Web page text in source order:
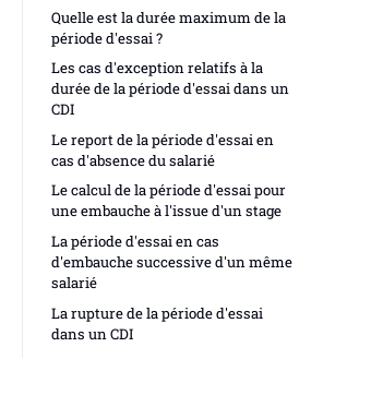
Quelle est la durée maximum de la
période d'essai ?
Les cas d'exception relatifs à la
durée de la période d'essai dans un
CDI
Le report de la période d'essai en
cas d'absence du salarié
Le calcul de la période d'essai pour
une embauche à l'issue d'un stage
La période d'essai en cas
d'embauche successive d'un même
salarié
La rupture de la période d'essai
dans un CDI